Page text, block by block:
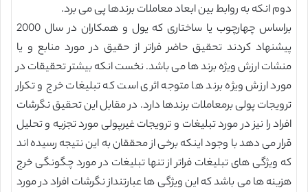
دوم انکه به روابط بین ابعاد معاملات برندها پی می برد.
براساس چهارچوب یا ساختاری که یول و همکاران در سال 2000
پیشنهاد کردند تحقیق حاضر فراتر از حقیق در مورد منابع و یا
منشات ارزش ویژه برند ها می باشد. نخست انکه بیشتر تحقیقات در
مورد ارزش ویژه برند ها متوجه اثری است که تبلیغات خرج و تکرار
ترویجات پولی برمعاملات برندها دارد. در مقابل این تحقیق نگرشات
افراد را نیز در مورد تبلیغات و ترویجات غیرپولی مورد تجزیه و تحلیل
قرار می دهد با وجود اینکه برخی از محققان به این نتیجه رسیده اند
که ویژگی های تبلیغات فراتر از تنها تبلیغات در مورد چگونگی خرج
هزینه ها می باشد که این ویژگی ها عبارتنداز نگرشات افراد در مورد